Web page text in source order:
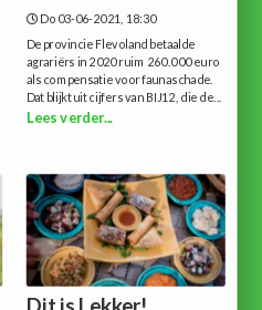
Do 03-06-2021, 18:30
De provincie Flevoland betaalde
agrariërs in 2020 ruim 260.000 euro
als compensatie voor faunaschade.
Dat blijkt uit cijfers van BIJ12, die de...
Lees verder...